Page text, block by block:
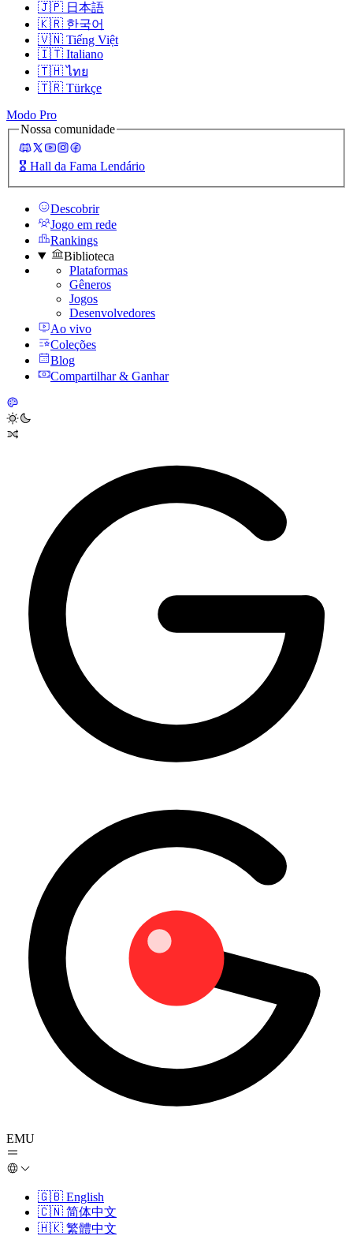
🇯🇵 日本語
🇰🇷 한국어
🇻🇳 Tiếng Việt
🇮🇹 Italiano
🇹🇭 ไทย
🇹🇷 Türkçe
Modo Pro
Nossa comunidade
🎖️ Hall da Fama Lendário
Descobrir
Jogo em rede
Rankings
Biblioteca
Plataformas
Gêneros
Jogos
Desenvolvedores
Ao vivo
Coleções
Blog
Compartilhar & Ganhar
EMU
🇬🇧 English
🇨🇳 简体中文
🇭🇰 繁體中文